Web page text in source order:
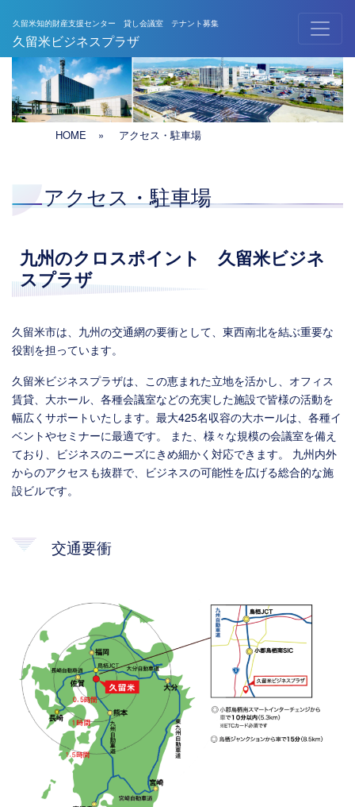
メインナビゲーション
久留米知的財産支援センター 貸し会議室 テナント募集
久留米ビジネスプラザ
HOME » アクセス・駐車場
アクセス・駐車場
九州のクロスポイント 久留米ビジネ
スプラザ
久留米市は、九州の交通網の要衝として、東西南北を結ぶ重要な
役割を担っています。
久留米ビジネスプラザは、この恵まれた立地を活かし、オフィス
賃貸、大ホール、各種会議室などの充実した施設で皆様の活動を
幅広くサポートいたします。最大425名収容の大ホールは、各種イ
ベントやセミナーに最適です。 また、様々な規模の会議室を備え
ており、ビジネスのニーズにきめ細かく対応できます。 九州内外
からのアクセスも抜群で、ビジネスの可能性を広げる総合的な施
設ビルです。
交通要衝